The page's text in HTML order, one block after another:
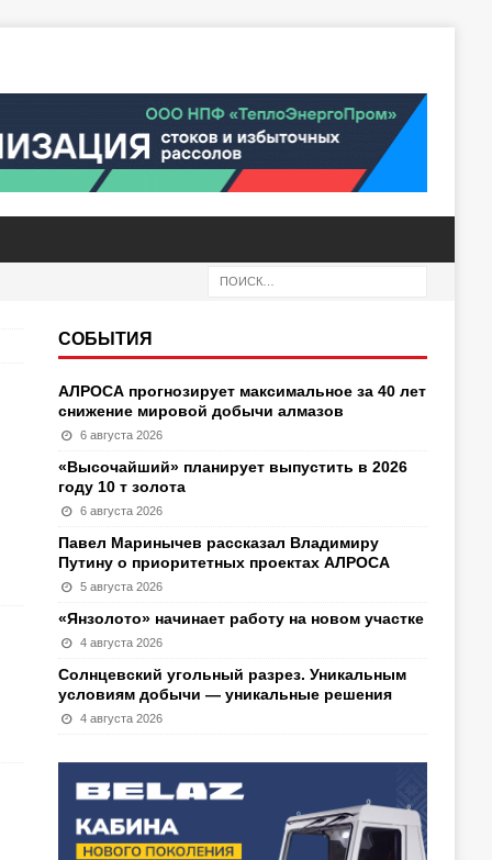
СОБЫТИЯ
АЛРОСА прогнозирует максимальное за 40 лет
снижение мировой добычи алмазов
6 августа 2026
«Высочайший» планирует выпустить в 2026
году 10 т золота
6 августа 2026
Павел Маринычев рассказал Владимиру
Путину о приоритетных проектах АЛРОСА
5 августа 2026
«Янзолото» начинает работу на новом участке
4 августа 2026
Солнцевский угольный разрез. Уникальным
условиям добычи — уникальные решения
4 августа 2026